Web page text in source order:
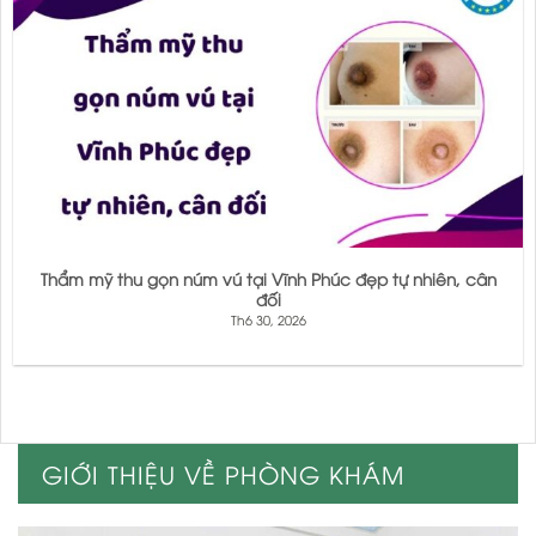
Thẩm mỹ thu gọn núm vú tại Vĩnh Phúc đẹp tự nhiên, cân
đối
Th6 30, 2026
GIỚI THIỆU VỀ PHÒNG KHÁM